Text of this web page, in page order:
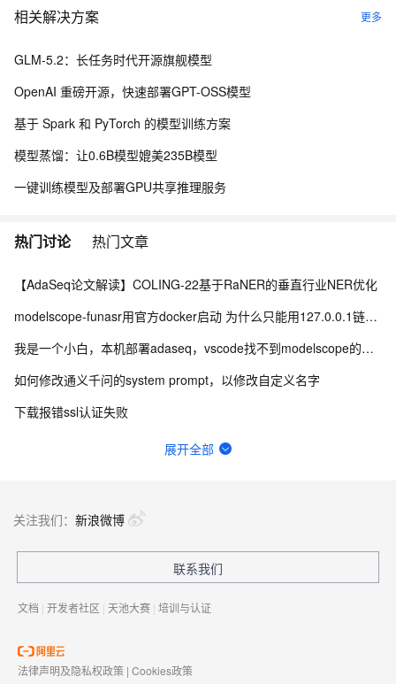
相关解决方案 更多
GLM-5.2：长任务时代开源旗舰模型
OpenAI 重磅开源，快速部署GPT-OSS模型
基于 Spark 和 PyTorch 的模型训练方案
模型蒸馏：让0.6B模型媲美235B模型
一键训练模型及部署GPU共享推理服务
热门讨论 热门文章
【AdaSeq论文解读】COLING-22基于RaNER的垂直行业NER优化
modelscope-funasr用官方docker启动 为什么只能用127.0.0.1链接wss？
我是一个小白，本机部署adaseq，vscode找不到modelscope的module
如何修改通义千问的system prompt，以修改自定义名字
下载报错ssl认证失败
modelscope-funasr 热词如何设置？
sapce-t 训练模型导出和使用
自然语言处理大模型，对word文本格式检测
展开全部
关注我们： 新浪微博
联系我们
文档 | 开发者社区 | 天池大赛 | 培训与认证
法律声明及隐私权政策 | Cookies政策